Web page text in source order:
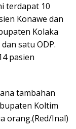
terdapat 10
Konawe dan
Kolaka
satu ODP.
pasien
tambahan
Koltim
orang.(Red/Inal)